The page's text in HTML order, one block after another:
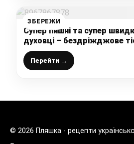
ЗБЕРЕЖИ
Супер пишні та супер
духовці – бездріжджове
кожну господиню, вийде з
Перейти →
© 2026 Пляшка - рецепти